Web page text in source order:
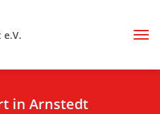
e.V.
in Arnstedt